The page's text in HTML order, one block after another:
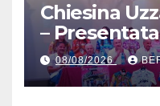
Chiesina
–
del Giro
Femminile :
27 al 30
08/08/2026